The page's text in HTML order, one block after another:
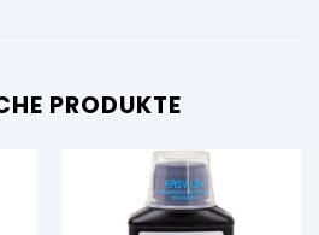
PRODUKTE